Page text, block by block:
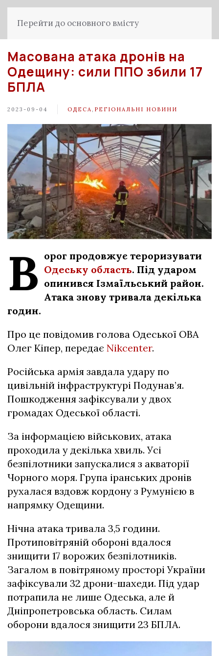
Перейти до основного вмісту
Масована атака дронів на
Одещину: сили ППО збили 17
БПЛА
2023-09-04 ОДЕСА РЕГІОНАЛЬНІ НОВИНИ
В орог продовжує тероризувати
Одеську область. Під ударом
опинився Ізмаїльський район.
Атака знову тривала декілька
годин.
Про це повідомив голова Одеської ОВА
Олег Кіпер, передає Nikcenter.
Російська армія завдала удару по
цивільній інфраструктурі Подунав’я.
Пошкодження зафіксували у двох
громадах Одеської області.
За інформацією військових, атака
проходила у декілька хвиль. Усі
безпілотники запускалися з акваторії
Чорного моря. Група іранських дронів
рухалася вздовж кордону з Румунією в
напрямку Одещини.
Нічна атака тривала 3,5 години.
Протиповітряній обороні вдалося
знищити 17 ворожих безпілотників.
Загалом в повітряному просторі України
зафіксували 32 дрони-шахеди. Під удар
потрапила не лише Одеська, але й
Дніпропетровська область. Силам
оборони вдалося знищити 23 БПЛА.